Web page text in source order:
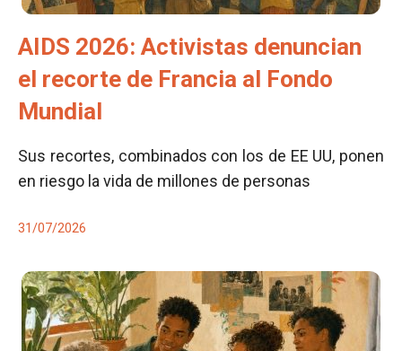
AIDS 2026: Activistas denuncian
el recorte de Francia al Fondo
Mundial
Sus recortes, combinados con los de EE UU, ponen
en riesgo la vida de millones de personas
31/07/2026